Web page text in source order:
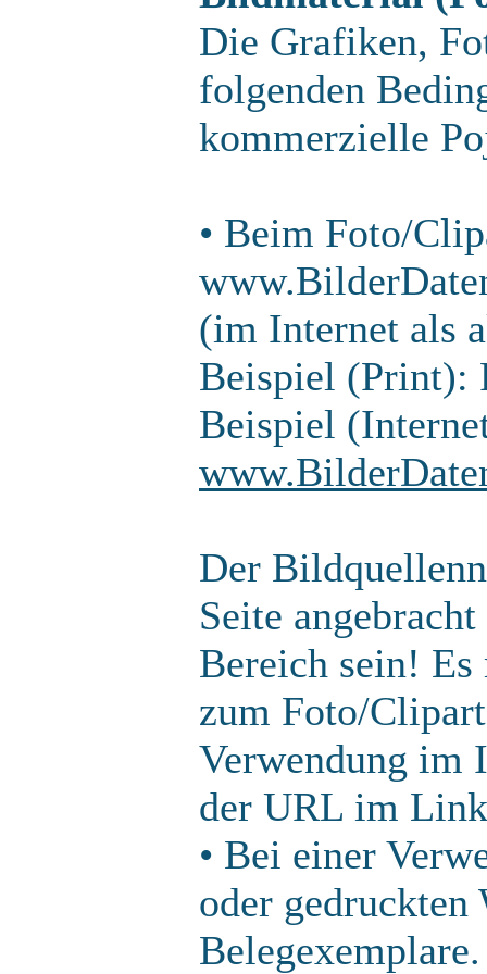
Die Grafiken,
folgenden
kommerzielle
• Beim Foto/
(im Internet als
Beispiel (Print):
Beispiel
Der
Seite
Bereich sein!
zum Foto/
Verwendung im
der URL im
• Bei einer
oder